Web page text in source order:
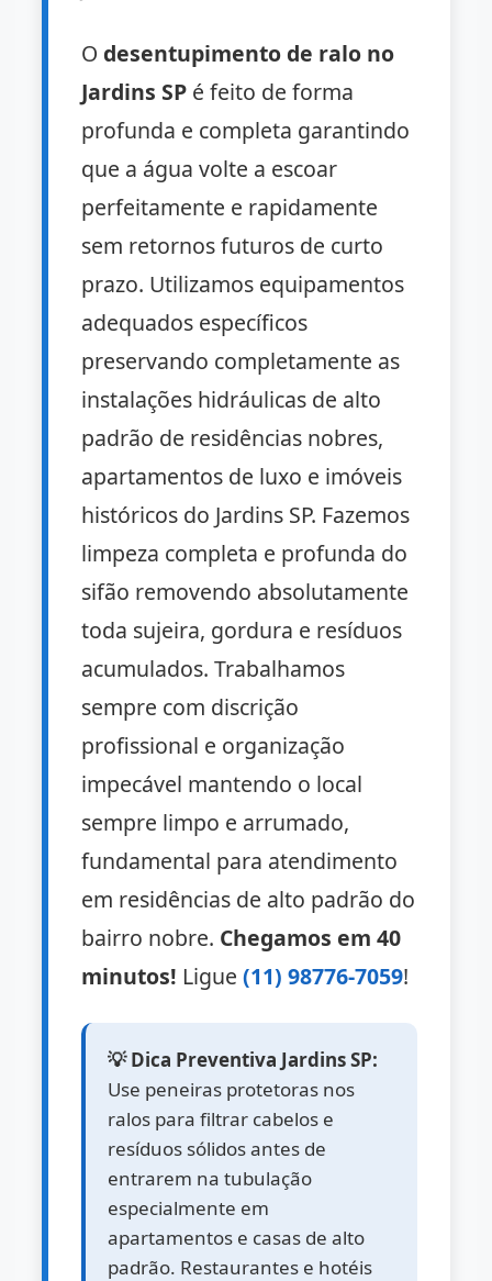
O desentupimento de ralo no
Jardins SP é feito de forma
profunda e completa garantindo
que a água volte a escoar
perfeitamente e rapidamente
sem retornos futuros de curto
prazo. Utilizamos equipamentos
adequados específicos
preservando completamente as
instalações hidráulicas de alto
padrão de residências nobres,
apartamentos de luxo e imóveis
históricos do Jardins SP. Fazemos
limpeza completa e profunda do
sifão removendo absolutamente
toda sujeira, gordura e resíduos
acumulados. Trabalhamos
sempre com discrição
profissional e organização
impecável mantendo o local
sempre limpo e arrumado,
fundamental para atendimento
em residências de alto padrão do
bairro nobre. Chegamos em 40
minutos! Ligue(11) 98776-7059!
💡 Dica Preventiva Jardins SP:
Use peneiras protetoras nos
ralos para filtrar cabelos e
resíduos sólidos antes de
entrarem na tubulação
especialmente em
apartamentos e casas de alto
padrão. Restaurantes e hotéis